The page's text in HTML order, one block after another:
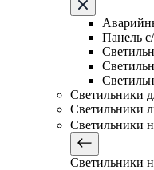
Панель
Светильники
Светильники
Светильники
Светильники